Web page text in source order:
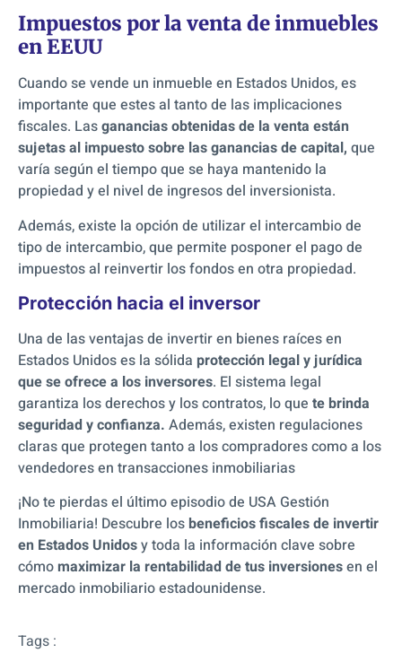
Impuestos por la venta de inmuebles
en EEUU
Cuando se vende un inmueble en Estados Unidos, es
importante que estes al tanto de las implicaciones
fiscales. Lasganancias obtenidas de la venta están
sujetas al impuesto sobre las ganancias de capital, que
varía según el tiempo que se haya mantenido la
propiedad y el nivel de ingresos del inversionista.
Además, existe la opción de utilizar el intercambio de
tipo de intercambio, que permite posponer el pago de
impuestos al reinvertir los fondos en otra propiedad.
Protección hacia el inversor
Una de las ventajas de invertir en bienes raíces en
Estados Unidos es la sólida protección legal y jurídica
que se ofrece a los inversores. El sistema legal
garantiza los derechos y los contratos, lo que te brinda
seguridad y confianza. Además, existen regulaciones
claras que protegen tanto a los compradores como a los
vendedores en transacciones inmobiliarias
¡No te pierdas el último episodio de USA Gestión
Inmobiliaria! Descubre los beneficios fiscales de invertir
en Estados Unidosy toda la información clave sobre
cómomaximizar la rentabilidad de tus inversionesen el
mercado inmobiliario estadounidense.
Tags :